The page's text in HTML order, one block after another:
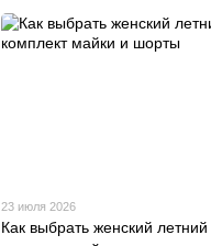
23 июля 2026
Как выбрать женский летний